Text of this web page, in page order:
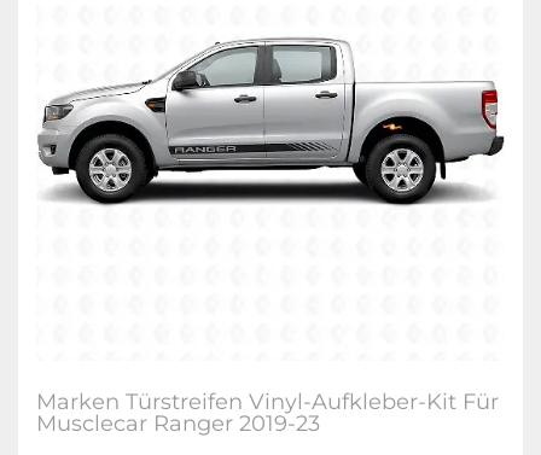
Marken Türstreifen Vinyl-Aufkleber-Kit Für
Musclecar Ranger 2019-23